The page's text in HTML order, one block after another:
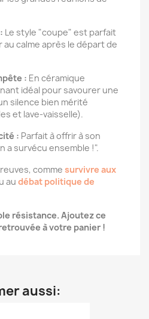
Le style "coupe" est parfait
calme après le départ de
: En céramique
idéal pour savourer une
silence bien mérité
et lave-vaisselle).
: Parfait à offrir à son
a survécu ensemble !".
comme survivre aux
au débat politique de
résistance. Ajoutez ce
à votre panier !
aussi: